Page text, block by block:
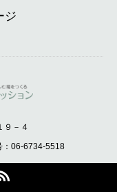
ジ
９－４
06-6734-5518